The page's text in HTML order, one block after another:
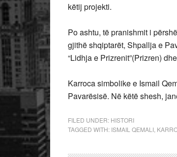
këtij projekti.
Po ashtu, të pranishmit i
gjithë shqiptarët, Shpallja e
“Lidhja e Prizrenit”(Prizren)
Karroca simbolike e Ismail
Pavarësisë. Në këtë shesh,
FILED UNDER: HISTORI
TAGGED WITH: ISMAIL QEMALI